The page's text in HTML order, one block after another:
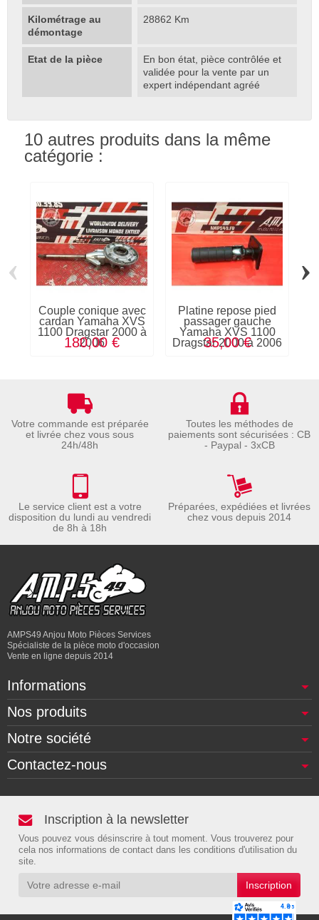
Kilométrage au
démontage
28862 Km
Etat de la pièce
En bon état, pièce contrôlée et
validée pour la vente par un
expert indépendant agréé
10 autres produits dans la même
catégorie :
Couple conique avec
cardan Yamaha XVS
1100 Dragstar 2000 à
2006
180,00 €
Platine repose pied
passager gauche
Yamaha XVS 1100
Dragstar 2000 à 2006
35,00 €
‹ ›
Votre commande est préparée
et livrée chez vous sous
24h/48h
Toutes les méthodes de
paiements sont sécurisées : CB
- Paypal - 3xCB
Le service client est a votre
disposition du lundi au vendredi
de 8h à 18h
Préparées, expédiées et livrées
chez vous depuis 2014
AMPS49 Anjou Moto Pièces Services
Spécialiste de la pièce moto d'occasion
Vente en ligne depuis 2014
Informations
Nos produits
Notre société
Contactez-nous
Inscription à la newsletter
Vous pouvez vous désinscrire à tout moment. Vous trouverez pour
cela nos informations de contact dans les conditions d'utilisation du
site.